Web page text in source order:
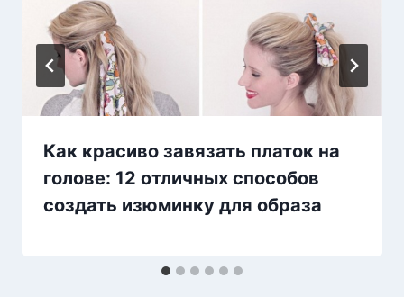
Как красиво завязать платок на
голове: 12 отличных способов
создать изюминку для образа